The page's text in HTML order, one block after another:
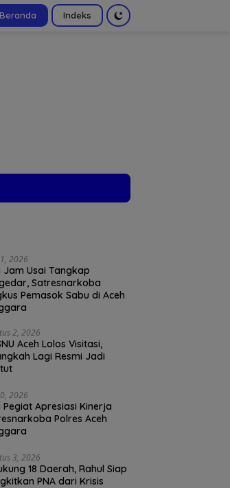
Beranda Indeks
2026
Jam Usai Tangkap
Satresnarkoba
Pemasok Sabu di Aceh
2, 2026
Aceh Lolos Visitasi,
Lagi Resmi Jadi
2026
Pegiat Apresiasi Kinerja
Polres Aceh
3, 2026
18 Daerah, Rahul Siap
PNA dari Krisis